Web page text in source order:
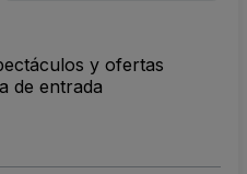
y ofertas
de entrada